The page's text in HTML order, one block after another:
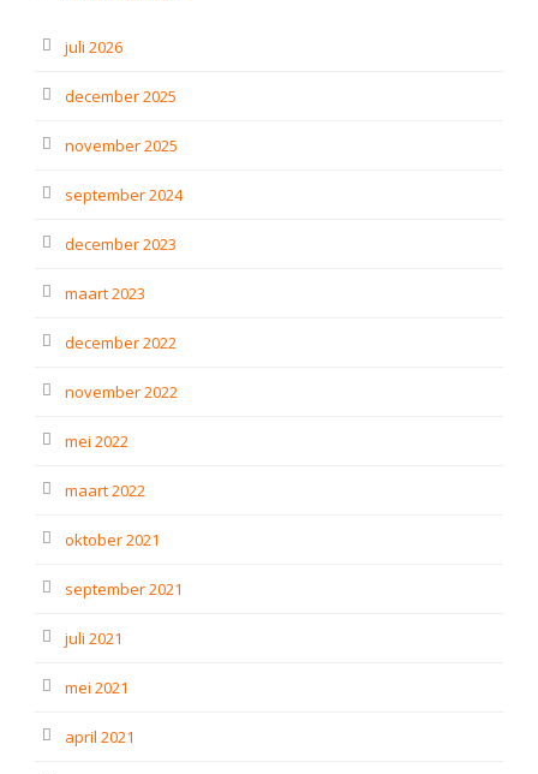
juli 2026
december 2025
november 2025
september 2024
december 2023
maart 2023
december 2022
november 2022
mei 2022
maart 2022
oktober 2021
september 2021
juli 2021
mei 2021
april 2021